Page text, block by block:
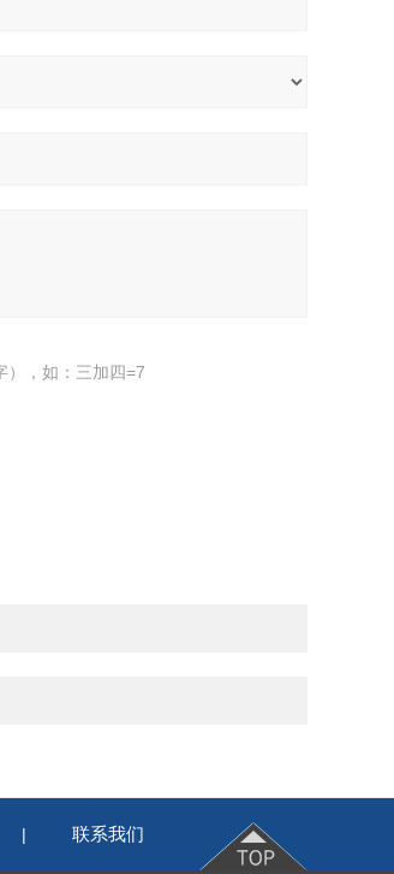
），如：三加四=7
| 联系我们